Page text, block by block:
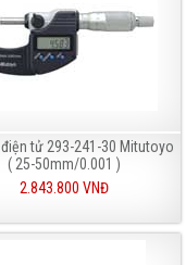
tử 293-241-30 Mitutoyo
( 25-50mm/0.001 )
2.843.800 VNĐ